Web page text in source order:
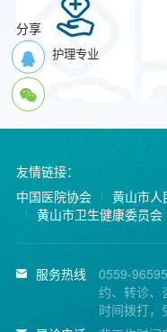
护理专业
友情链接：
中国医院协会
黄山市人
黄山市卫生健康委员会
服务热线
0559-
约、转诊、
时间拨打，
分享